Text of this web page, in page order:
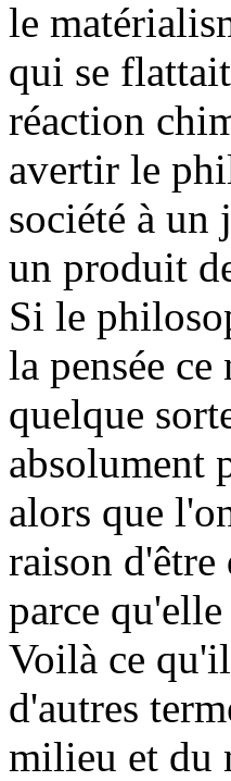
le
qui se
réaction
avertir le
société à
un produit
Si le
la pensée
quelque
absolument
alors que
raison
parce
Voilà ce
d'autres
milieu et du